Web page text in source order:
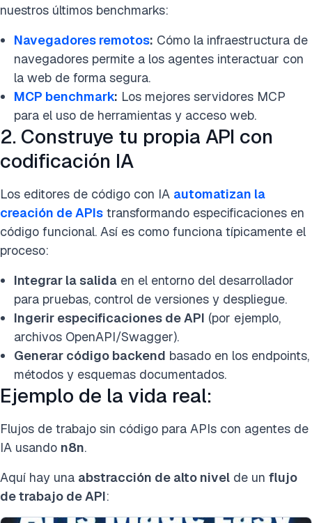
nuestros últimos benchmarks:
Navegadores remotos: Cómo la infraestructura de
navegadores permite a los agentes interactuar con
la web de forma segura.
MCP benchmark: Los mejores servidores MCP
para el uso de herramientas y acceso web.
2. Construye tu propia API con
codificación IA
Los editores de código con IA automatizan la
creación de APIs transformando especificaciones en
código funcional. Así es como funciona típicamente el
proceso:
Integrar la salida en el entorno del desarrollador
para pruebas, control de versiones y despliegue.
Ingerir especificaciones de API (por ejemplo,
archivos OpenAPI/Swagger).
Generar código backend basado en los endpoints,
métodos y esquemas documentados.
Ejemplo de la vida real:
Flujos de trabajo sin código para APIs con agentes de
IA usando n8n.
Aquí hay una abstracción de alto nivel de un flujo
de trabajo de API: